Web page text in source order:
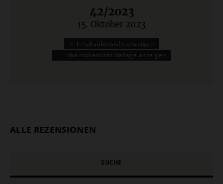
42/2023
:
15. Oktober 2023
Inhaltsübersicht anzeigen
Inhaltsübersicht Beilage anzeigen
ALLE REZENSIONEN
SUCHE